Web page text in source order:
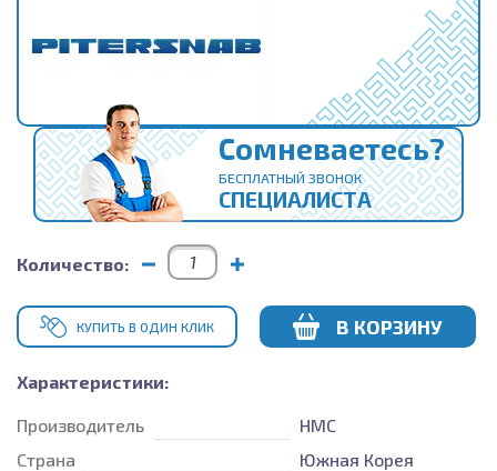
Сомневаетесь?
БЕСПЛАТНЫЙ ЗВОНОК
СПЕЦИАЛИСТА
Количество:
КУПИТЬ В ОДИН КЛИК В КОРЗИНУ
Характеристики:
Производитель
HMC
Страна
Южная Корея